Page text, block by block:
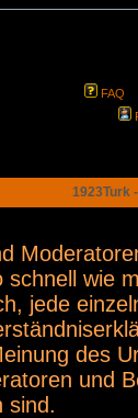
FAQ
1923Turk
wie
jede
des
und
sind.